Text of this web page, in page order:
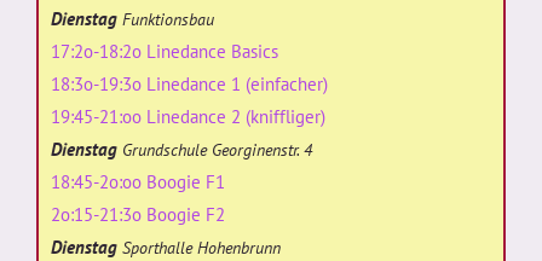
Dienstag Funktionsbau
17:2o-18:2o Linedance Basics
18:3o-19:3o Linedance 1 (einfacher)
19:45-21:oo Linedance 2 (kniffliger)
Dienstag Grundschule Georginenstr. 4
18:45-2o:oo Boogie F1
2o:15-21:3o Boogie F2
Dienstag Sporthalle Hohenbrunn